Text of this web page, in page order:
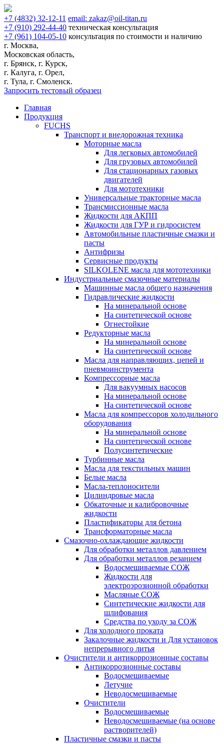
+7 (4832) 32-12-11 email: zakaz@oil-titan.ru
+7 (910) 292-44-40 техническая консультация
+7 (961) 104-05-10 консультация по стоимости и наличию
г. Москва,
Московская область,
г. Брянск, г. Курск,
г. Калуга, г. Орел,
г. Тула, г. Смоленск.
Запросить тестовый образец
Главная
Продукция
FUCHS
Транспорт и внедорожная техника
Моторные масла
Для легковых автомобилей
Для грузовых автомобилей
Для стационарных газовых
двигателей
Для мототехники
Универсальные тракторные масла
Трансмиссионные масла
Жидкости для АКПП
Жидкости для ГУР и гидросистем
Автомобильные пластичные смазки и
пасты
Антифризы
Сервисные продукты
SILKOLENE масла для мототехники
Индустриальные смазочные материалы
Машинные масла общего назначения
Гидравлические жидкости
На минеральной основе
На синтетической основе
Огнестойкие
Редукторные масла
На минеральной основе
На синтетической основе
Масла для направляющих, цепей и
пневмоинструмента
Компрессорные масла
Для вакуумных насосов
На минеральной основе
На синтетической основе
Масла для компрессоров холодильного
оборудования
На минеральной основе
На синтетической основе
Полусинтетические
Турбинные масла
Масла для текстильных машин
Белые масла
Масла-теплоносители
Цилиндровые масла
Обкаточные и калибровочные
жидкости
Пластификаторы для бетона
Трансформаторные масла
Смазочно-охлаждающие жидкости
Для обработки металлов давлением
Для обработки металлов резанием
Водосмешиваемые СОЖ
Жидкости для
электроэрозионной обработки
Масляные СОЖ
Синтетические жидкости для
шлифования
Средства по уходу за СОЖ
Для холодного проката
Закалочные жидкости и Для установок
непрерывного литья
Очистители и антикоррозионные составы
Антикоррозионные составы
Водосмешиваемые
Летучие
Неводосмешиваемые
Очистители
Водосмешиваемые
Неводосмешиваемые (на основе
растворителей)
Пластичные смазки и пасты